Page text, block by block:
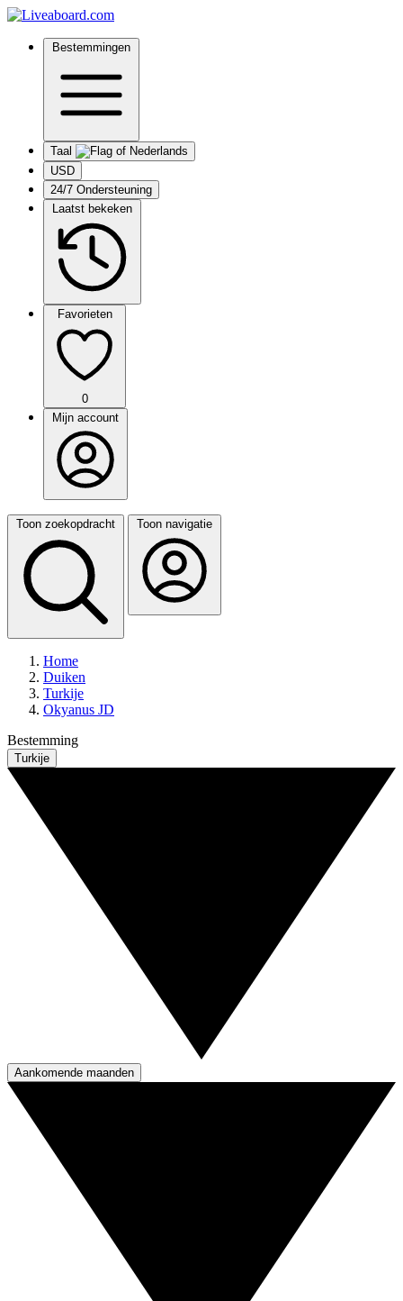
Bestemmingen
Taal
USD
24/7 Ondersteuning
Laatst bekeken
Favorieten
0
Mijn account
Toon zoekopdracht Toon navigatie
Home
Duiken
Turkije
Okyanus JD
Bestemming
Turkije
Aankomende maanden